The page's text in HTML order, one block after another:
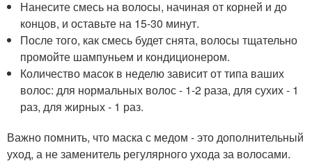
Нанесите смесь на волосы, начиная от корней и до
концов, и оставьте на 15-30 минут.
После того, как смесь будет снята, волосы тщательно
промойте шампуньем и кондиционером.
Количество масок в неделю зависит от типа ваших
волос: для нормальных волос - 1-2 раза, для сухих - 1
раз, для жирных - 1 раз.
Важно помнить, что маска с медом - это дополнительный
уход, а не заменитель регулярного ухода за волосами.